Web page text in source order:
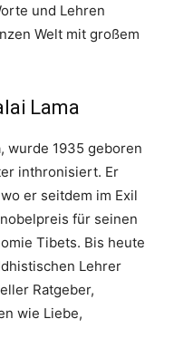
und Lehren
Welt mit großem
Lama
wurde 1935 geboren
inthronisiert. Er
er seitdem im Exil
für seinen
Tibets. Bis heute
Lehrer
Ratgeber,
wie Liebe,